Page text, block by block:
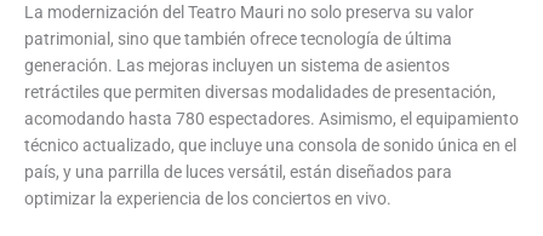
La modernización del Teatro Mauri no solo preserva su valor
patrimonial, sino que también ofrece tecnología de última
generación. Las mejoras incluyen un sistema de asientos
retráctiles que permiten diversas modalidades de presentación,
acomodando hasta 780 espectadores. Asimismo, el equipamiento
técnico actualizado, que incluye una consola de sonido única en el
país, y una parrilla de luces versátil, están diseñados para
optimizar la experiencia de los conciertos en vivo.